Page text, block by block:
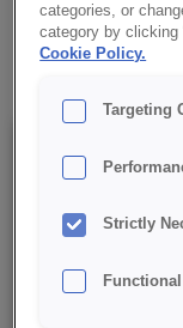
✔ RSPO MB
Opakowanie : 15
categories, or
category by clicking
Cookie Policy.
Targeting
Strictly